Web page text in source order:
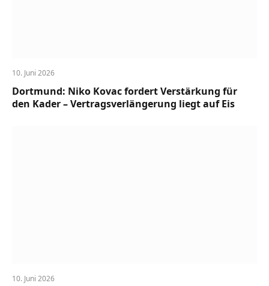
10. Juni 2026
Dortmund: Niko Kovac fordert Verstärkung für
den Kader – Vertragsverlängerung liegt auf Eis
10. Juni 2026